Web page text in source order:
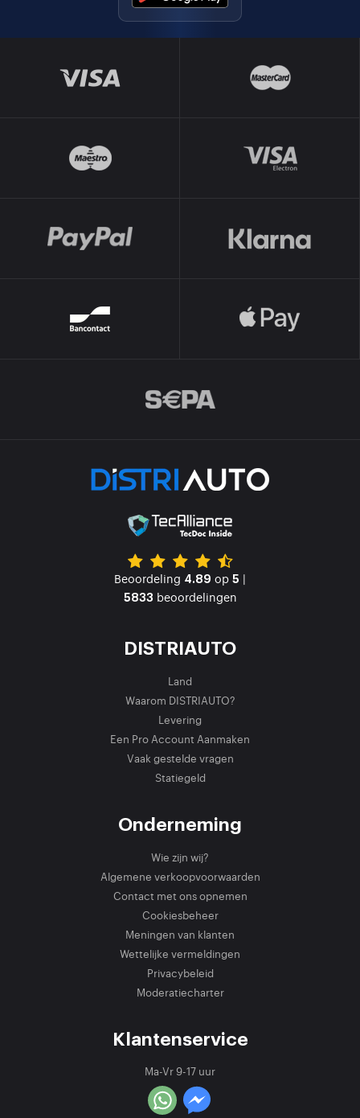
Beoordeling 4.89 op 5 |
5833 beoordelingen
DISTRIAUTO
Land
Waarom DISTRIAUTO?
Levering
Een Pro Account Aanmaken
Vaak gestelde vragen
Statiegeld
Onderneming
Wie zijn wij?
Algemene verkoopvoorwaarden
Contact met ons opnemen
Cookiesbeheer
Meningen van klanten
Wettelijke vermeldingen
Privacybeleid
Moderatiecharter
Klantenservice
Ma-Vr 9-17 uur